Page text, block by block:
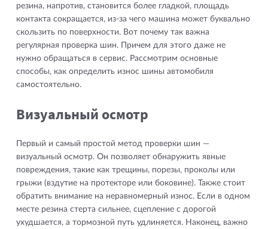
резина, напротив, становится более гладкой, площадь
контакта сокращается, из-за чего машина может буквально
скользить по поверхности. Вот почему так важна
регулярная проверка шин. Причем для этого даже не
нужно обращаться в сервис. Рассмотрим основные
способы, как определить износ шины автомобиля
самостоятельно.
Визуальный осмотр
Первый и самый простой метод проверки шин —
визуальный осмотр. Он позволяет обнаружить явные
повреждения, такие как трещины, порезы, проколы или
грыжи (вздутие на протекторе или боковине). Также стоит
обратить внимание на неравномерный износ. Если в одном
месте резина стерта сильнее, сцепление с дорогой
ухудшается, а тормозной путь удлиняется. Наконец, важно